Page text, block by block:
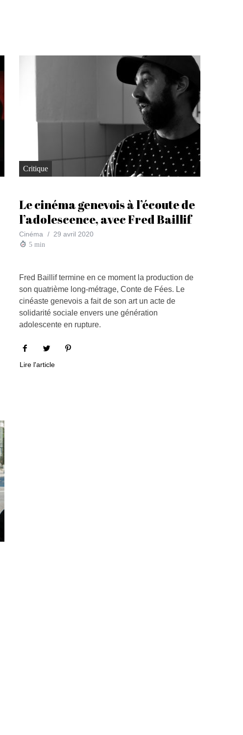
Critique
Le cinéma genevois à l’écoute de
l’adolescence, avec Fred Baillif
Cinéma 29 avril 2020
5 min
Fred Baillif termine en ce moment la production de
son quatrième long-métrage, Conte de Fées. Le
cinéaste genevois a fait de son art un acte de
solidarité sociale envers une génération
adolescente en rupture.
Lire l'article